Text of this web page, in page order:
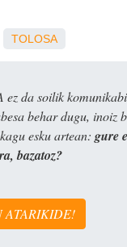
TOLOSA
ez da soilik
behar dugu, inoiz
esku artean: gure
bazatoz?
ATARIKIDE!